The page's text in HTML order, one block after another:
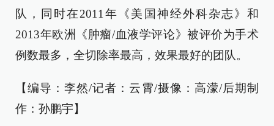
队，同时在2011年《美国神经外科杂志》和
2013年欧洲《肿瘤/血液学评论》被评价为手术
例数最多，全切除率最高，效果最好的团队。
【编导：李然/记者：云霄/摄像：高濛/后期制
作：孙鹏宇】